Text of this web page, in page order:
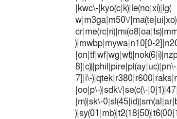
|kwc\-
w|m3ga|m50\/
)|mwbp|mywa|n10[0-
7]|i\-
|oo|p\-)|sdk\/|se(c(\-
|m)|sk\-